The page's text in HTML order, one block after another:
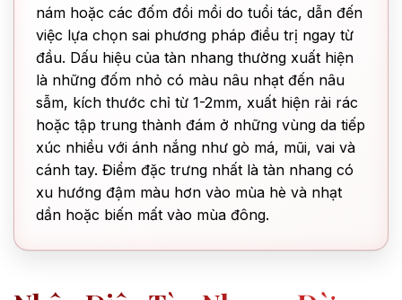
nám hoặc các đốm đồi mồi do tuổi tác, dẫn đến
việc lựa chọn sai phương pháp điều trị ngay từ
đầu. Dấu hiệu của tàn nhang thường xuất hiện
là những đốm nhỏ có màu nâu nhạt đến nâu
sẫm, kích thước chỉ từ 1-2mm, xuất hiện rải rác
hoặc tập trung thành đám ở những vùng da tiếp
xúc nhiều với ánh nắng như gò má, mũi, vai và
cánh tay. Điểm đặc trưng nhất là tàn nhang có
xu hướng đậm màu hơn vào mùa hè và nhạt
dần hoặc biến mất vào mùa đông.